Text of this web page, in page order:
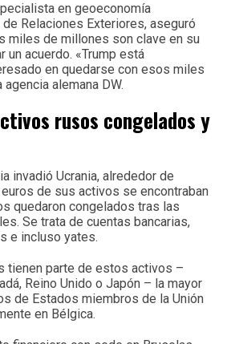
en geoeconomía
Relaciones Exteriores, aseguró
miles de millones son clave en su
un acuerdo. «Trump está
en quedarse con esos miles
alemana DW.
rusos congelados y
invadió Ucrania, alrededor de
de sus activos se encontraban
quedaron congelados tras las
Se trata de cuentas bancarias,
e incluso yates.
tienen parte de estos activos –
Reino Unido o Japón – la mayor
de Estados miembros de la Unión
en Bélgica.